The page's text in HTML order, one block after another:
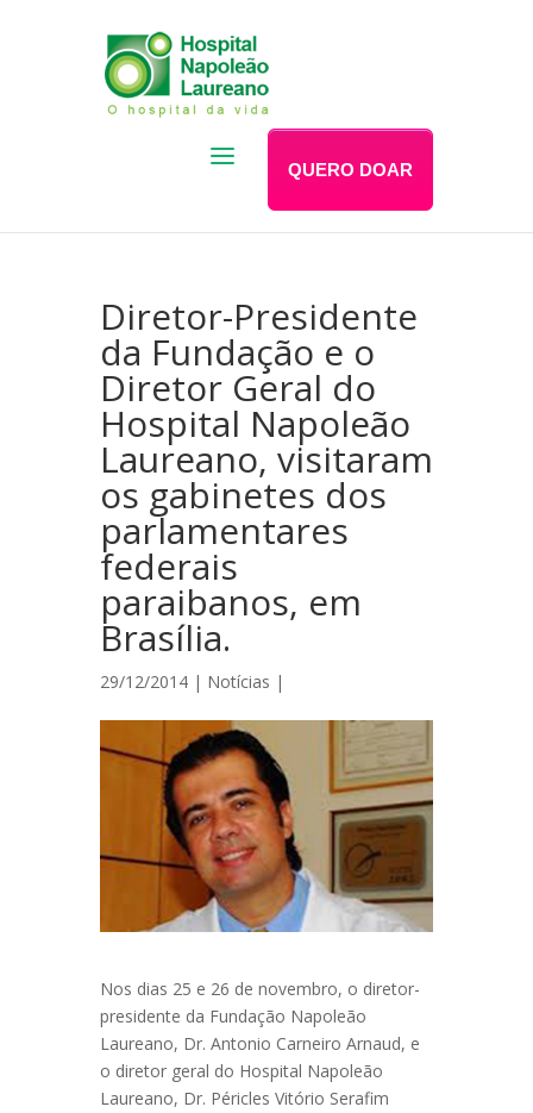
QUERO DOAR
Diretor-Presidente
da Fundação e o
Diretor Geral do
Hospital Napoleão
Laureano, visitaram
os gabinetes dos
parlamentares
federais
paraibanos, em
Brasília.
29/12/2014 | Notícias |
Nos dias 25 e 26 de novembro, o diretor-
presidente da Fundação Napoleão
Laureano, Dr. Antonio Carneiro Arnaud, e
o diretor geral do Hospital Napoleão
Laureano, Dr. Péricles Vitório Serafim